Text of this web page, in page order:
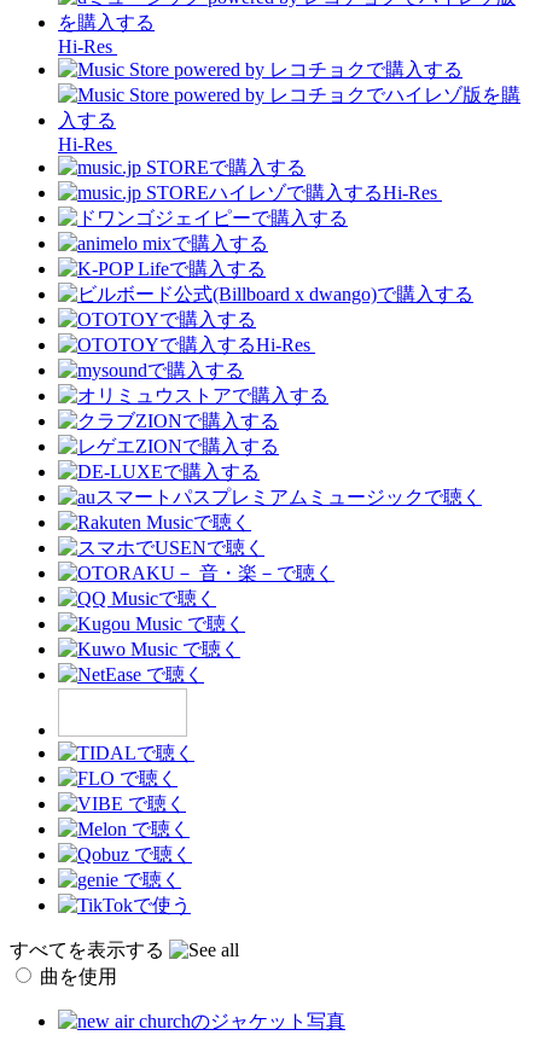
Hi-Res
Hi-Res
Hi-Res
Hi-Res
すべてを表示する
曲を使用